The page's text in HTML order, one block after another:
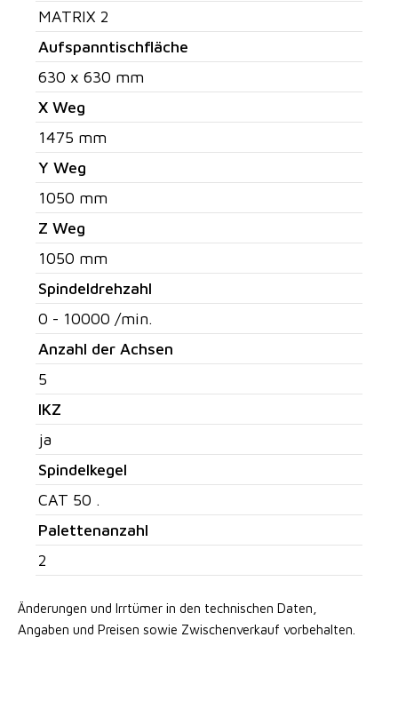
MATRIX 2
Aufspanntischfläche
630 x 630 mm
X Weg
1475 mm
Y Weg
1050 mm
Z Weg
1050 mm
Spindeldrehzahl
0 - 10000 /min.
Anzahl der Achsen
5
IKZ
ja
Spindelkegel
CAT 50 .
Palettenanzahl
2
Änderungen und Irrtümer in den technischen Daten,
Angaben und Preisen sowie Zwischenverkauf vorbehalten.